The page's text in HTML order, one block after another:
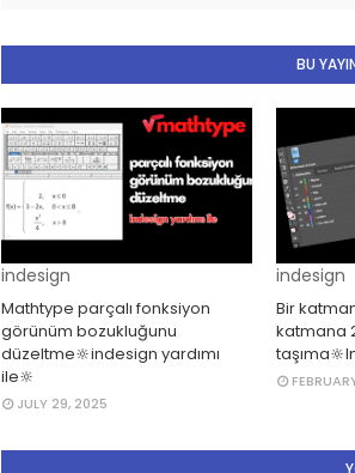
BU
indesign
Mathtype parçalı fonksiyon
görünüm bozukluğunu
düzeltme🔆indesign yardımı
ile🔆
JULY 29, 2025
indesign
Bir
katmana